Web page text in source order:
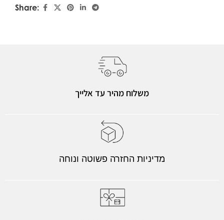
Share:
משלוח מהיר עד אלייך
מדיניות החזרה פשוטה ונוחה